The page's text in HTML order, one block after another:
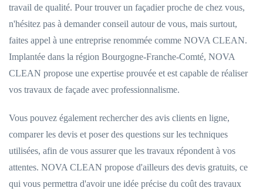
travail de qualité. Pour trouver un façadier proche de chez vous,
n'hésitez pas à demander conseil autour de vous, mais surtout,
faites appel à une entreprise renommée comme NOVA CLEAN.
Implantée dans la région Bourgogne-Franche-Comté, NOVA
CLEAN propose une expertise prouvée et est capable de réaliser
vos travaux de façade avec professionnalisme.
Vous pouvez également rechercher des avis clients en ligne,
comparer les devis et poser des questions sur les techniques
utilisées, afin de vous assurer que les travaux répondent à vos
attentes. NOVA CLEAN propose d'ailleurs des devis gratuits, ce
qui vous permettra d'avoir une idée précise du coût des travaux